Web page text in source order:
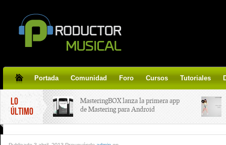
Portada Comunidad Foro Cursos Tutoriales
LO
ÚLTIMO
MasteringBOX lanza la primera app
de Mastering para Android